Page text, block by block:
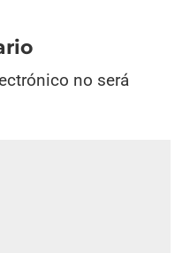
no será